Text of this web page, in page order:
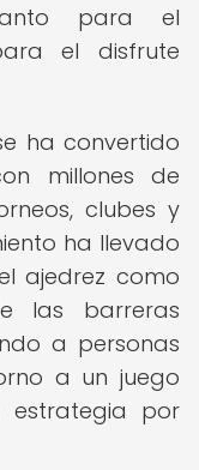
para el
el disfrute
ha convertido
millones de
clubes y
ha llevado
ajedrez como
las barreras
a personas
a un juego
por